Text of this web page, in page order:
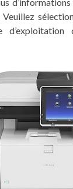
d’exploitation